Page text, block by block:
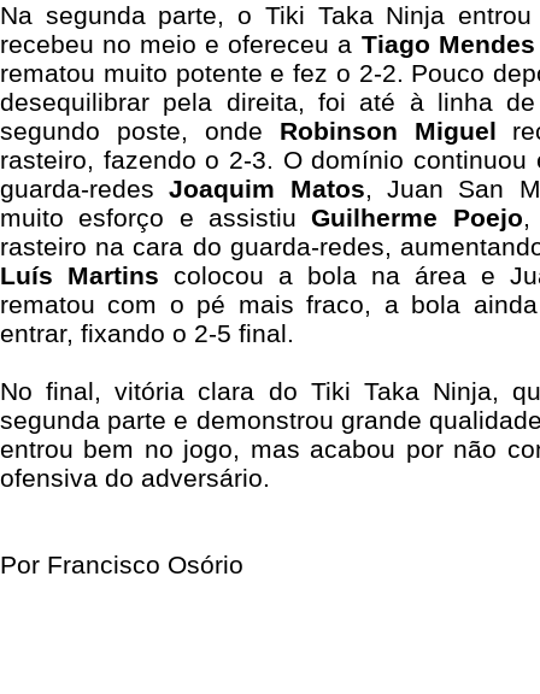
Na segunda parte, o Tiki Taka Ninja
recebeu no meio e ofereceu a Tiago Mendes
rematou muito potente e fez o 2-2. Pouco
desequilibrar pela direita, foi até à linha
segundo poste, onde Robinson Miguel
rasteiro, fazendo o 2-3. O domínio
guarda-redesJoaquim Matos, Juan San
muito esforço e assistiuGuilherme Poejo,
rasteiro na cara do guarda-redes,
Luís Martins colocou a bola na área e
rematou com o pé mais fraco, a bola
entrar, fixando o 2-5 final.
No final, vitória clara do Tiki Taka Ninja,
segunda parte e demonstrou grande
entrou bem no jogo, mas acabou por não
ofensiva do adversário.
Por Francisco Osório